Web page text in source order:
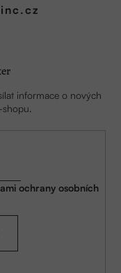
informace o nových
ochrany osobních